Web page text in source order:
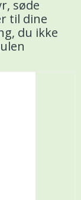
søde
til dine
du ikke